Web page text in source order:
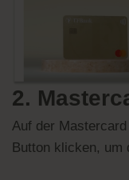
2.
Auf der
Button klicken, um